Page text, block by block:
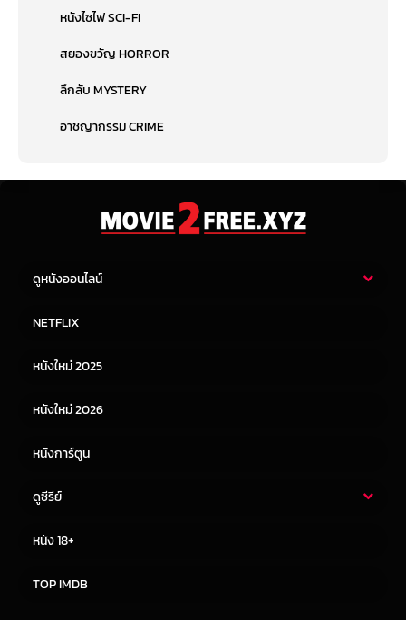
หนังไซไฟ SCI-FI
สยองขวัญ HORROR
ลึกลับ MYSTERY
อาชญากรรม CRIME
ดูหนังออนไลน์
หนังจีน
NETFLIX
หนังใหม่ 2025
หนังใหม่ 2026
หนังการ์ตูน
ดูซีรีย์
หนัง 18+
TOP IMDB